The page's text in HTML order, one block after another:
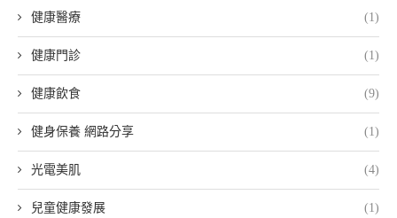
健康醫療 (1)
健康門診 (1)
健康飲食 (9)
健身保養 網路分享 (1)
光電美肌 (4)
兒童健康發展 (1)